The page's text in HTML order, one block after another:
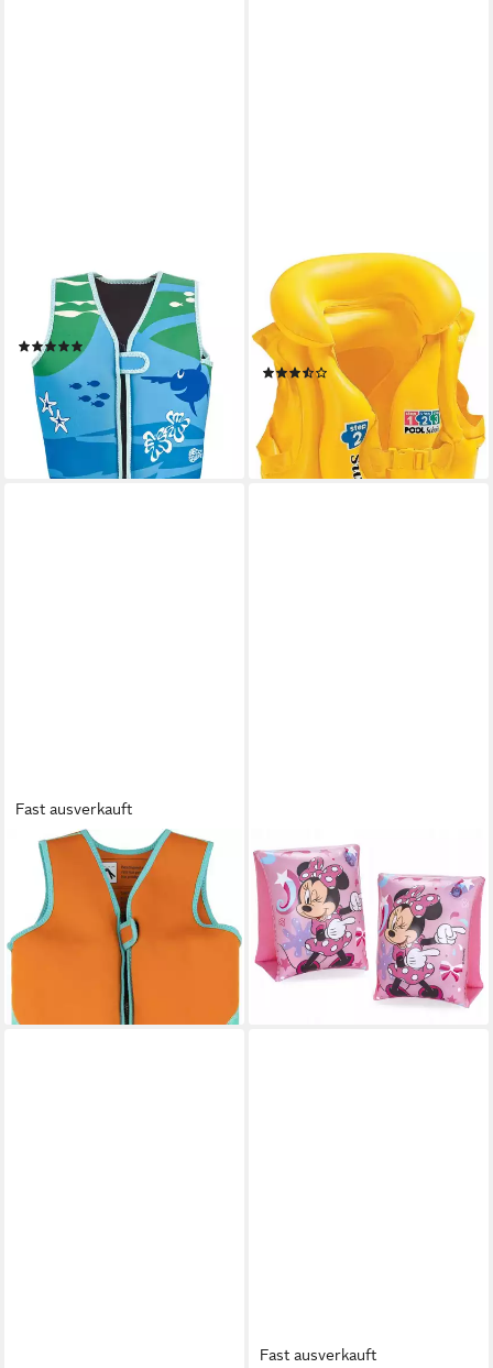
BECO BEERMANN
Schwimmweste, mit
gepolstertem Beingurt
(4)
ab 34,90 € 44,95 €
-22%
lieferbar - in 2-3 Werktagen bei dir
INTEX
Pool Intex 58660EU - POOL
SCHOOL DELUXE SWIM
VEST
(5)
9,48 €
lieferbar - in 4-5 Werktagen bei dir
Fast ausverkauft
SWIM ESSENTIALS
Schwimmweste
Schwimmweste Orange Grün
18-30kg 31 x 36 cm, Swim
Vest Weste chwimmhilfe
lieferbar - in 2-3 Werktagen bei dir
BESTWAY
Schwimmweste Bestway
Minnie Mouse Schwimmflügel
für Kinder 3-6 Jahre
14,90 €
lieferbar - in 6-8 Werktagen bei dir
Fast ausverkauft